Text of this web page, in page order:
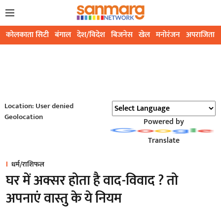
कोलकाता सिटी बंगाल देश/विदेश बिजनेस खेल मनोरंजन अपराजिता
Location: User denied
Geolocation
Powered by
Translate
धर्म/राशिफल
घर में अक्सर होता है वाद-विवाद ? तो
अपनाएं वास्तु के ये नियम